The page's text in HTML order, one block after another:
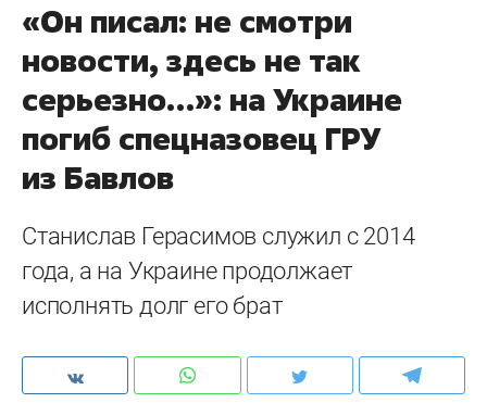
«Он писал: не смотри
новости, здесь не так
серьезно…»: на Украине
погиб спецназовец ГРУ
из Бавлов
Станислав Герасимов служил с 2014
года, а на Украине продолжает
исполнять долг его брат